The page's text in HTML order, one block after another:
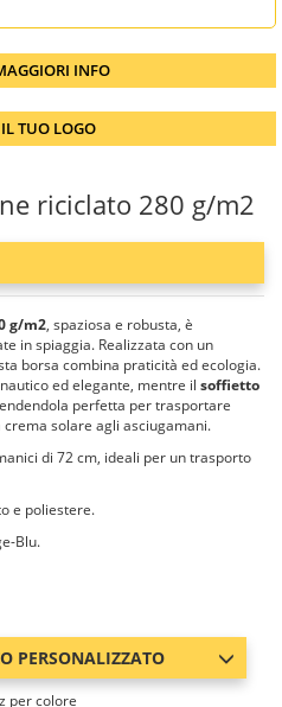
INFO
TUO LOGO
riciclato 280 g/m2
g/m2, spaziosa e robusta, è
in spiaggia. Realizzata con un
borsa combina praticità ed ecologia.
ed elegante, mentre il soffietto
perfetta per trasportare
solare agli asciugamani.
di 72 cm, ideali per un trasporto
e poliestere.
Blu.
PERSONALIZZATO
per colore